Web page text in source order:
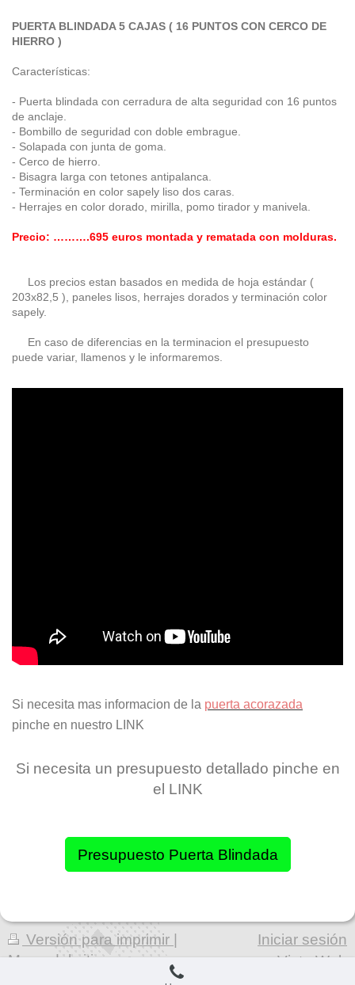
PUERTA BLINDADA 5 CAJAS ( 16 PUNTOS CON CERCO DE
HIERRO )
Características:
- Puerta blindada con cerradura de alta seguridad con 16 puntos
de anclaje.
- Bombillo de seguridad con doble embrague.
- Solapada con junta de goma.
- Cerco de hierro.
- Bisagra larga con tetones antipalanca.
- Terminación en color sapely liso dos caras.
- Herrajes en color dorado, mirilla, pomo tirador y manivela.
Precio: ……….695 euros montada y rematada con molduras.
Los precios estan basados en medida de hoja estándar (
203x82,5 ), paneles lisos, herrajes dorados y terminación color
sapely.
En caso de diferencias en la terminacion el presupuesto
puede variar, llamenos y le informaremos.
Si necesita mas informacion de la puerta acorazada
pinche en nuestro LINK
Si necesita un presupuesto detallado pinche en
el LINK
Presupuesto Puerta Blindada
Versión para imprimir
Mapa del sitio
© Cerrajeria Luyce S.L.
Iniciar sesión
Vista Web